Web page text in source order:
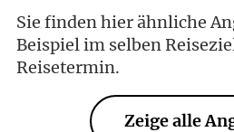
Sie finden hier ähnliche
Beispiel im selben
Reisetermin.
Zeige alle